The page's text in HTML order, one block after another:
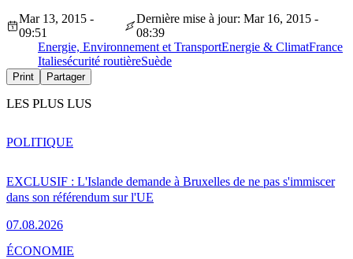
Mar 13, 2015 -
09:51
Dernière mise à jour: Mar 16, 2015 -
08:39
Energie, Environnement et TransportEnergie & ClimatFrance
Italiesécurité routièreSuède
Print Partager
LES PLUS LUS
EXCLUSIF : L'Islande demande à Bruxelles de ne pas s'immiscer
dans son référendum sur l'UE
07.08.2026
POLITIQUE
ÉCONOMIE